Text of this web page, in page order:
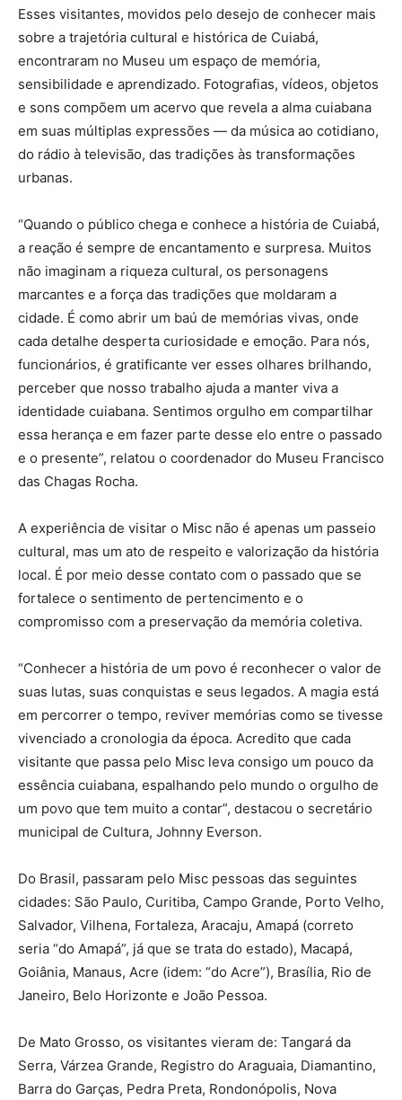
Esses visitantes, movidos pelo desejo de conhecer mais
sobre a trajetória cultural e histórica de Cuiabá,
encontraram no Museu um espaço de memória,
sensibilidade e aprendizado. Fotografias, vídeos, objetos
e sons compõem um acervo que revela a alma cuiabana
em suas múltiplas expressões — da música ao cotidiano,
do rádio à televisão, das tradições às transformações
urbanas.
“Quando o público chega e conhece a história de Cuiabá,
a reação é sempre de encantamento e surpresa. Muitos
não imaginam a riqueza cultural, os personagens
marcantes e a força das tradições que moldaram a
cidade. É como abrir um baú de memórias vivas, onde
cada detalhe desperta curiosidade e emoção. Para nós,
funcionários, é gratificante ver esses olhares brilhando,
perceber que nosso trabalho ajuda a manter viva a
identidade cuiabana. Sentimos orgulho em compartilhar
essa herança e em fazer parte desse elo entre o passado
e o presente”, relatou o coordenador do Museu Francisco
das Chagas Rocha.
A experiência de visitar o Misc não é apenas um passeio
cultural, mas um ato de respeito e valorização da história
local. É por meio desse contato com o passado que se
fortalece o sentimento de pertencimento e o
compromisso com a preservação da memória coletiva.
“Conhecer a história de um povo é reconhecer o valor de
suas lutas, suas conquistas e seus legados. A magia está
em percorrer o tempo, reviver memórias como se tivesse
vivenciado a cronologia da época. Acredito que cada
visitante que passa pelo Misc leva consigo um pouco da
essência cuiabana, espalhando pelo mundo o orgulho de
um povo que tem muito a contar”, destacou o secretário
municipal de Cultura, Johnny Everson.
Do Brasil, passaram pelo Misc pessoas das seguintes
cidades: São Paulo, Curitiba, Campo Grande, Porto Velho,
Salvador, Vilhena, Fortaleza, Aracaju, Amapá (correto
seria “do Amapá”, já que se trata do estado), Macapá,
Goiânia, Manaus, Acre (idem: “do Acre”), Brasília, Rio de
Janeiro, Belo Horizonte e João Pessoa.
De Mato Grosso, os visitantes vieram de: Tangará da
Serra, Várzea Grande, Registro do Araguaia, Diamantino,
Barra do Garças, Pedra Preta, Rondonópolis, Nova